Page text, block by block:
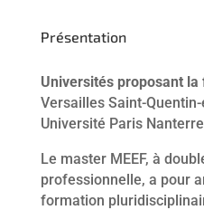
Présentation
Universités proposant la
Versailles Saint-
Université Paris
Le master MEEF, à
professionnelle, a pour
formation